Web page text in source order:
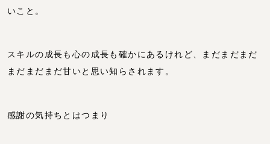
いこと。
スキルの成長も心の成長も確かにあるけれど、まだまだまだ
まだまだまだ甘いと思い知らされます。
感謝の気持ちとはつまり